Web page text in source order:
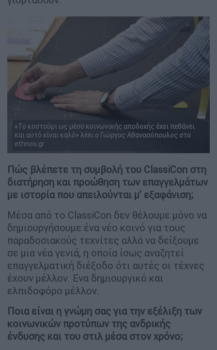
«Το κοστούμι ως μέσο κοινωνικής αποδοχής έχει πεθάνει
και αυτό είναι καλό» λέει ο Γιώργος Αθανασόπουλος στο
ethnos.gr
Πώς βλέπετε τη συμβολή του ClassiCon στη
διατήρηση και προώθηση των επαγγελμάτων
με ιστορία που απειλούνται μ’ εξαφάνιση;
Μέσα από το ClassiCon δεν θέλουμε μόνο να
δημιουργήσουμε ένα νέο κοινό για τους
παραδοσιακούς τεχνίτες αλλά να δείξουμε
σε μια νέα γενιά, η οποία ίσως αναζητεί
επαγγελματική διέξοδο ότι αυτές οι τέχνες
έχουν μέλλον. Ενα δημιουργικό και
ελπιδοφόρο μέλλον.
Ποια είναι η γνώμη σας για την εξέλιξη των
κοινωνικών προτύπων της ανδρικής
ένδυσης και του στιλ μέσα στον χρόνο;